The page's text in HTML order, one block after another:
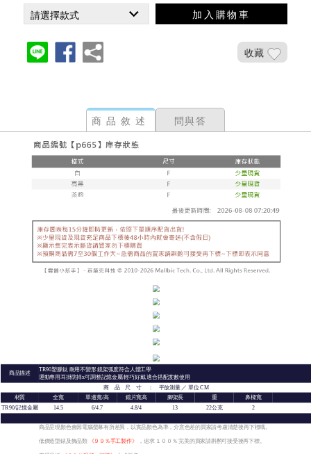
加入購物車
收藏
商品敘述 問與答